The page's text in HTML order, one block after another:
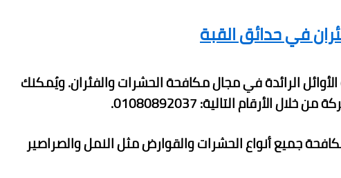
في حدائق القبة
الرائدة في مجال مكافحة الحشرات والفئران. ويُمكنك
الأرقام التالية: 01080892037.
جميع أنواع الحشرات والقوارض مثل النمل والصراصير